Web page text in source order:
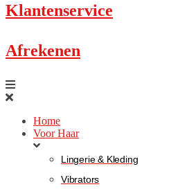
Klantenservice
Afrekenen
Home
Voor Haar
Lingerie & Kleding
Vibrators